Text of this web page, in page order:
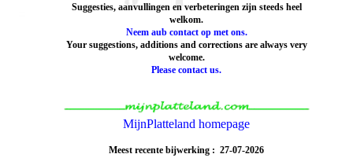
Suggesties, aanvullingen en verbeteringen zijn steeds heel
welkom.
Neem aub contact op met ons.
Your suggestions, additions and corrections are always very
welcome.
Please contact us.
MijnPlatteland homepage
Meest recente bijwerking : 27-07-2026